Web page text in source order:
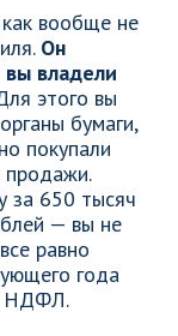
вообще не
Он
владели
этого вы
бумаги,
покупали
за 650 тысяч
— вы не
равно
года
НДФЛ.